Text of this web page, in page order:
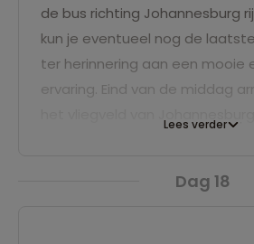
de bus richting Johannesburg
kun je eventueel nog de
ter herinnering aan een mooie
ervaring. Eind van de middag
Lees verder
Dag 18